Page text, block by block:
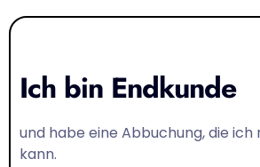
Ich bin Endkunde
und habe eine Abbuchung, die
kann.